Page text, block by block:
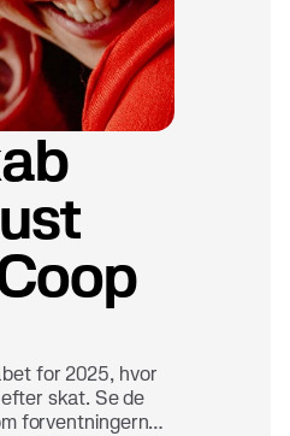
for 2025, hvor
skat. Se de
forventningerne